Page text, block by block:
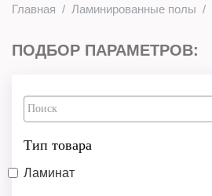
Главная Ламинированные полы
ПОДБОР ПАРАМЕТРОВ:
Тип товара
Ламинат